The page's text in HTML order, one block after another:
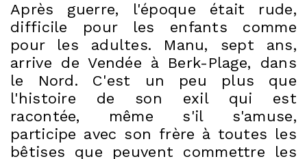
Après guerre, l'époque était rude,
difficile pour les enfants comme
pour les adultes. Manu, sept ans,
arrive de Vendée à Berk-Plage, dans
le Nord. C'est un peu plus que
l'histoire de son exil qui est
racontée, même s'il s'amuse,
participe avec son frère à toutes les
bêtises que peuvent commettre les